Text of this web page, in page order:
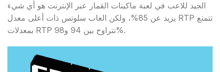
الجيد للاعب في لعبة ماكينات القمار عبر الإنترنت هو أي شيء
يزيد عن 85%، ولكن العاب سلوتس ذات أعلى معدل RTP تتمتع
بمعدلات RTP تتراوح بين 94 و98%.